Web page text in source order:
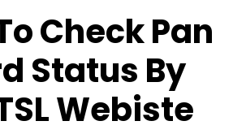
Check Pan
Status By
Webiste